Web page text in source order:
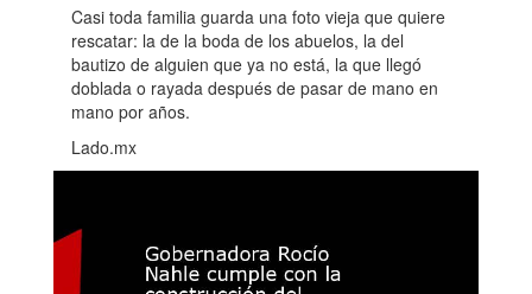
Casi toda familia guarda una foto vieja que quiere
rescatar: la de la boda de los abuelos, la del
bautizo de alguien que ya no está, la que llegó
doblada o rayada después de pasar de mano en
mano por años.
Lado.mx